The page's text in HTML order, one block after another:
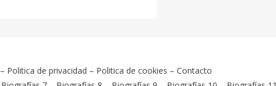
– Politica de privacidad – Politica de cookies – Contacto